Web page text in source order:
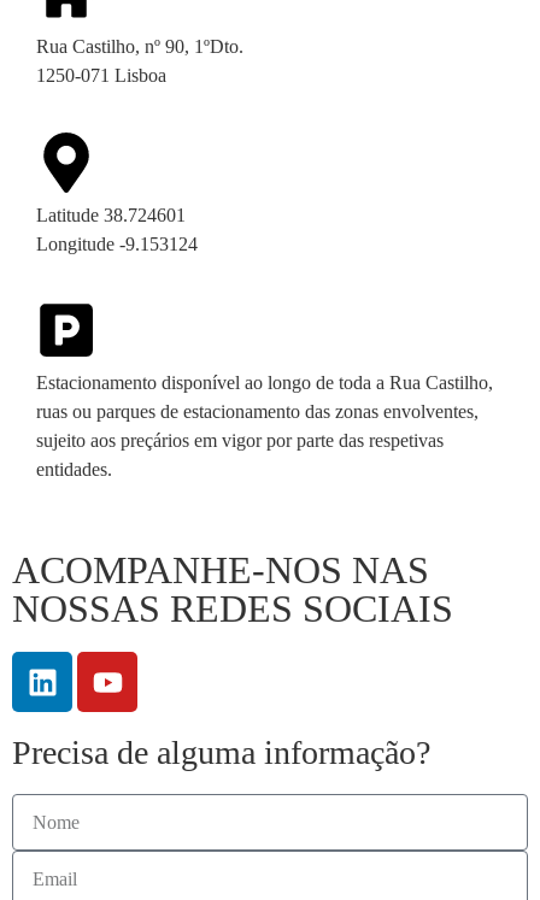
Rua Castilho, nº 90, 1ºDto.
1250-071 Lisboa
Latitude 38.724601
Longitude -9.153124
Estacionamento disponível ao longo de toda a Rua Castilho,
ruas ou parques de estacionamento das zonas envolventes,
sujeito aos preçários em vigor por parte das respetivas
entidades.
ACOMPANHE-NOS NAS
NOSSAS REDES SOCIAIS
Precisa de alguma informação?